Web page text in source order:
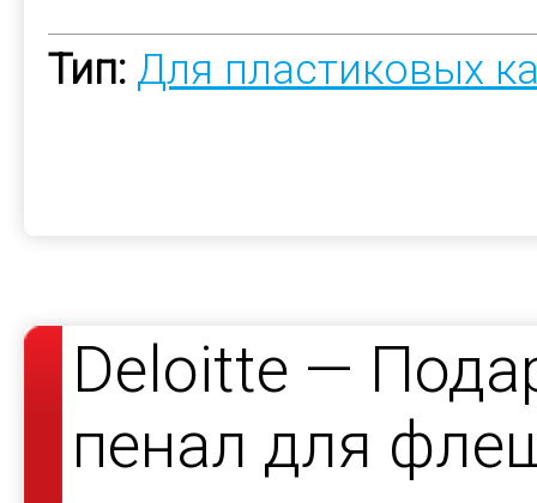
Тип: Для пластиковых
Deloitte —
пенал для